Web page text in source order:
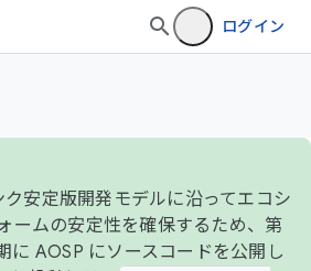
ログイン
安定版開発モデルに沿ってエコシ
ームの安定性を確保するため、第
に AOSP にソースコードを公開し